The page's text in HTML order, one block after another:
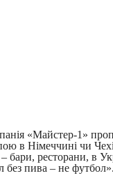
«Майстер-1»
Німеччині чи
бари, ресторани, в
без пива – не футбол».